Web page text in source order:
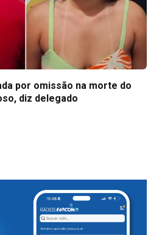
por omissão na morte do
diz delegado